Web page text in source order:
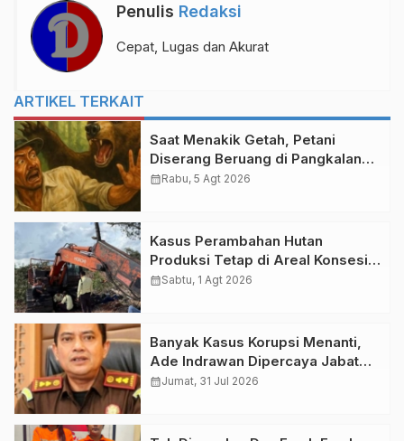
Penulis Redaksi
Cepat, Lugas dan Akurat
ARTIKEL TERKAIT
Saat Menakik Getah, Petani
Diserang Beruang di Pangkalan
Gondai Pelalawan
calendar_monthRabu, 5 Agt 2026
Kasus Perambahan Hutan
Produksi Tetap di Areal Konsesi
PT SPM, Polres Bengkalis
calendar_monthSabtu, 1 Agt 2026
Banyak Kasus Korupsi Menanti,
Ade Indrawan Dipercaya Jabat
Kajari Bengkalis
calendar_monthJumat, 31 Jul 2026